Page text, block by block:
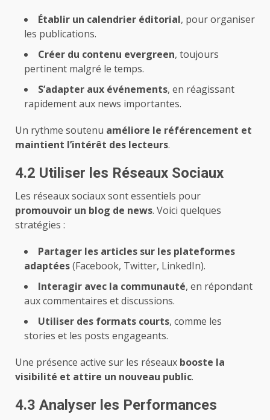
Établir un calendrier éditorial, pour organiser
les publications.
Créer du contenu evergreen, toujours
pertinent malgré le temps.
S’adapter aux événements, en réagissant
rapidement aux news importantes.
Un rythme soutenu améliore le référencement et
maintient l’intérêt des lecteurs.
4.2 Utiliser les Réseaux Sociaux
Les réseaux sociaux sont essentiels pour
promouvoir un blog de news. Voici quelques
stratégies :
Partager les articles sur les plateformes
adaptées(Facebook, Twitter, LinkedIn).
Interagir avec la communauté, en répondant
aux commentaires et discussions.
Utiliser des formats courts, comme les
stories et les posts engageants.
Une présence active sur les réseaux booste la
visibilité et attire un nouveau public.
4.3 Analyser les Performances